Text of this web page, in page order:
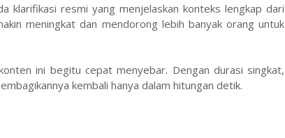
klarifikasi resmi yang menjelaskan konteks lengkap dari
meningkat dan mendorong lebih banyak orang untuk
ini begitu cepat menyebar. Dengan durasi singkat,
kembali hanya dalam hitungan detik.